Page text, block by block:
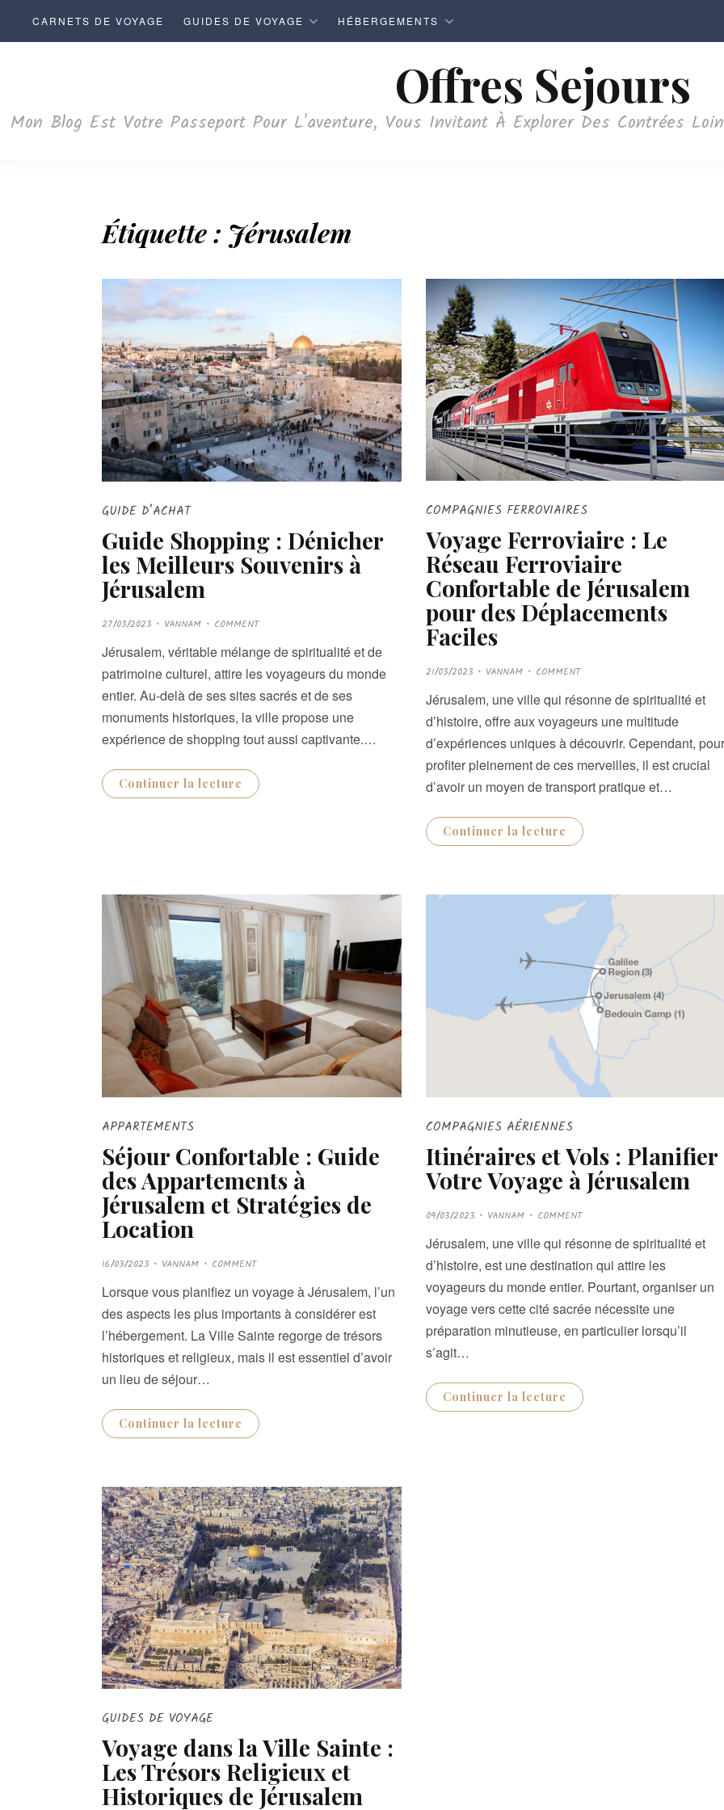
CARNETS DE VOYAGE GUIDES DE VOYAGE HÉBERGEMENTS
Offres Sejours
Mon Blog Est Votre Passeport Pour L'aventure, Vous Invitant À Explorer Des Contrées
Étiquette : Jérusalem
GUIDE D’ACHAT
Guide Shopping : Dénicher
les Meilleurs Souvenirs à
Jérusalem
P
O
T
E
D
O
27/03/2023 VANNAM COMMENT
Jérusalem, véritable mélange de spiritualité et de
patrimoine culturel, attire les voyageurs du monde
entier. Au-delà de ses sites sacrés et de ses
monuments historiques, la ville propose une
expérience de shopping tout aussi captivante.…
Continuer la lecture
COMPAGNIES FERROVIAIRES
Voyage Ferroviaire : Le
Réseau Ferroviaire
Confortable de Jérusalem
pour des Déplacements
Faciles
P
O
T
E
D
O
N
21/03/2023 VANNAM COMMENT
Jérusalem, une ville qui résonne de spiritualité et
d’histoire, offre aux voyageurs une multitude
d’expériences uniques à découvrir. Cependant,
profiter pleinement de ces merveilles, il est crucial
d’avoir un moyen de transport pratique et…
Continuer la lecture
APPARTEMENTS
Séjour Confortable : Guide
des Appartements à
Jérusalem et Stratégies de
Location
P
O
T
E
D
O
N
16/03/2023 VANNAM COMMENT
Lorsque vous planifiez un voyage à Jérusalem, l’un
des aspects les plus importants à considérer est
l’hébergement. La Ville Sainte regorge de trésors
historiques et religieux, mais il est essentiel d’avoir
un lieu de séjour…
Continuer la lecture
COMPAGNIES AÉRIENNES
Itinéraires et Vols : Planifier
Votre Voyage à Jérusalem
P
O
T
E
D
O
09/03/2023 VANNAM COMMENT
Jérusalem, une ville qui résonne de spiritualité et
d’histoire, est une destination qui attire les
voyageurs du monde entier. Pourtant, organiser un
voyage vers cette cité sacrée nécessite une
préparation minutieuse, en particulier lorsqu’il
s’agit…
Continuer la lecture
GUIDES DE VOYAGE
Voyage dans la Ville Sainte :
Les Trésors Religieux et
Historiques de Jérusalem